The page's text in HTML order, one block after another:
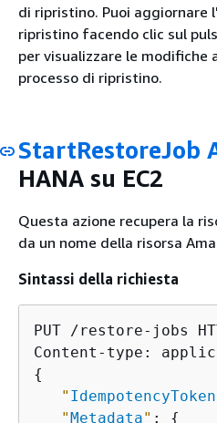
di ripristino. Puoi aggiornare
ripristino facendo clic sul
per visualizzare le
processo di ripristino.
StartRestoreJob
HANA su EC2
Questa azione recupera la
da un nome della risorsa
Sintassi della richiesta
PUT /restore-jobs
{
" IdempotencyToken
"Metadata" : {